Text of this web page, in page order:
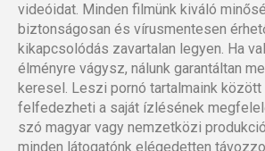
videóidat. Minden filmünk kiváló
biztonságosan és vírusmentesen
kikapcsolódás zavartalan legyen. Ha
élményre vágysz, nálunk garantáltan
keresel. Leszi pornó tartalmaink között
felfedezheti a saját ízlésének
szó magyar vagy nemzetközi
minden látogatónk elégedetten